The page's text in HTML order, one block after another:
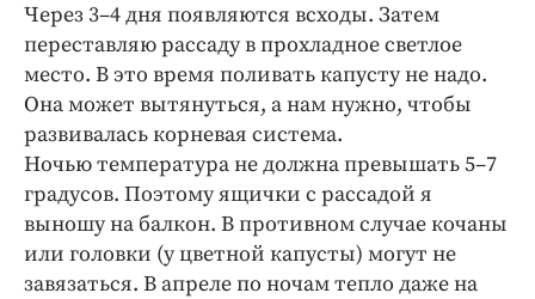
Через 3–4 дня появляются всходы. Затем
переставляю рассаду в прохладное светлое
место. В это время поливать капусту не надо.
Она может вытянуться, а нам нужно, чтобы
развивалась корневая система.
Ночью температура не должна превышать 5–7
градусов. Поэтому ящички с рассадой я
выношу на балкон. В противном случае кочаны
или головки (у цветной капусты) могут не
завязаться. В апреле по ночам тепло даже на